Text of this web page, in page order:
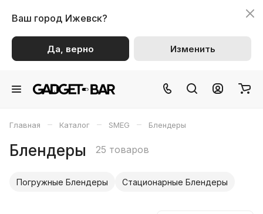
Ваш город Ижевск?
Да, верно Изменить
Главная – Каталог – SMEG – Блендеры
Блендеры 25 товаров
Погружные Блендеры Стационарные Блендеры